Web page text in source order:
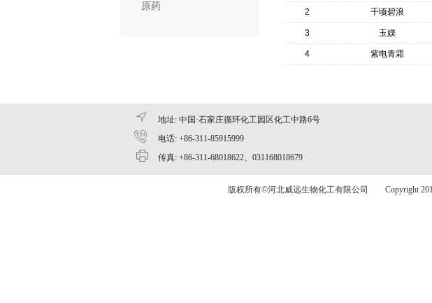
原药
2 千顷碧浪
3 玉媄
4 紫电青霜
地址: 中国·石家庄循环化工园区化工中路6号
电话: +86-311-85915999
传真: +86-311-68018622、031168018679
版权所有©河北威远生物化工有限公司 Copyright